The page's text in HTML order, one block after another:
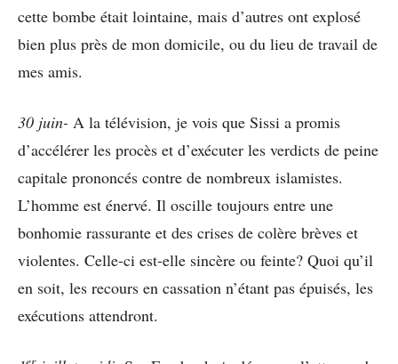
cette bombe était lointaine, mais d’autres ont explosé
bien plus près de mon domicile, ou du lieu de travail de
mes amis.
30 juin- A la télévision, je vois que Sissi a promis
d’accélérer les procès et d’exécuter les verdicts de peine
capitale prononcés contre de nombreux islamistes.
L’homme est énervé. Il oscille toujours entre une
bonhomie rassurante et des crises de colère brèves et
violentes. Celle-ci est-elle sincère ou feinte? Quoi qu’il
en soit, les recours en cassation n’étant pas épuisés, les
exécutions attendront.